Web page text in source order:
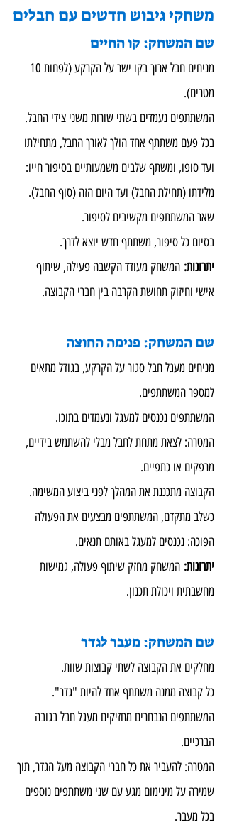
משחקי גיבוש חדשים עם חבלים
שם המשחק: קו החיים
מטרים).
המשתתפים נעמדים בשתי שורות משני צידי החבל.
בכל פעם משתתף אחד הולך לאורך החבל, מתחילתו
ועד סופו, ומשתף שלבים משמעותיים בסיפור חייו:
מלידתו (תחילת החבל) ועד היום הזה (סוף החבל).
שאר המשתתפים מקשיבים לסיפור.
בסיום כל סיפור, משתתף חדש יוצא לדרך.
יתרונות: המשחק מעודד הקשבה פעילה, שיתוף
אישי וחיזוק תחושת הקרבה בין חברי הקבוצה.
שם המשחק: פנימה החוצה
מניחים מעגל חבל סגור על הקרקע, בגודל מתאים
למספר המשתתפים.
המשתתפים נכנסים למעגל ונעמדים בתוכו.
המטרה: לצאת מתחת לחבל מבלי להשתמש בידיים,
מרפקים או כתפיים.
הקבוצה מתכננת את המהלך לפני ביצוע המשימה.
כשלב מתקדם, המשתתפים מבצעים את הפעולה
הפוכה: נכנסים למעגל באותם תנאים.
יתרונות: המשחק מחזק שיתוף פעולה, גמישות
מחשבתית ויכולת תכנון.
שם המשחק: מעבר לגדר
מחלקים את הקבוצה לשתי קבוצות שוות.
כל קבוצה ממנה משתתף אחד להיות "גדר".
המשתתפים הנבחרים מחזיקים מעגל חבל בגובה
הברכיים.
המטרה: להעביר את כל חברי הקבוצה מעל הגדר, תוך
שמירה על מינימום מגע עם שני משתתפים נוספים
בכל מעבר.